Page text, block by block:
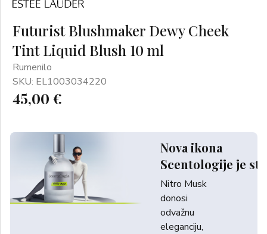
Futurist Blushmaker Dewy Cheek
Tint Liquid Blush 10 ml
Rumenilo
SKU: EL1003034220
45,00 €
Nova ikona
Scentologije je
Nitro Musk
donosi
odvažnu
eleganciju,